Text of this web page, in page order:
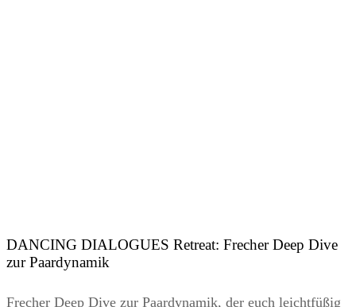
DANCING DIALOGUES Retreat: Frecher Deep Dive
zur Paardynamik
Frecher Deep Dive zur Paardynamik, der euch leichtfüßig